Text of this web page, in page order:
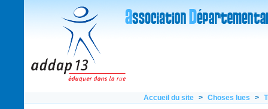
Accueil du site > Choses lues >